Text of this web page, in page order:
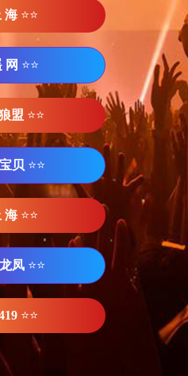
海 ⭐⭐
网 ⭐⭐
盟 ⭐⭐
贝 ⭐⭐
海 ⭐⭐
龙凤 ⭐⭐
⭐⭐